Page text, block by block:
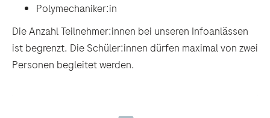
Polymechaniker:in
Die Anzahl Teilnehmer:innen bei unseren Infoanlässen
ist begrenzt. Die Schüler:innen dürfen maximal von zwei
Personen begleitet werden.